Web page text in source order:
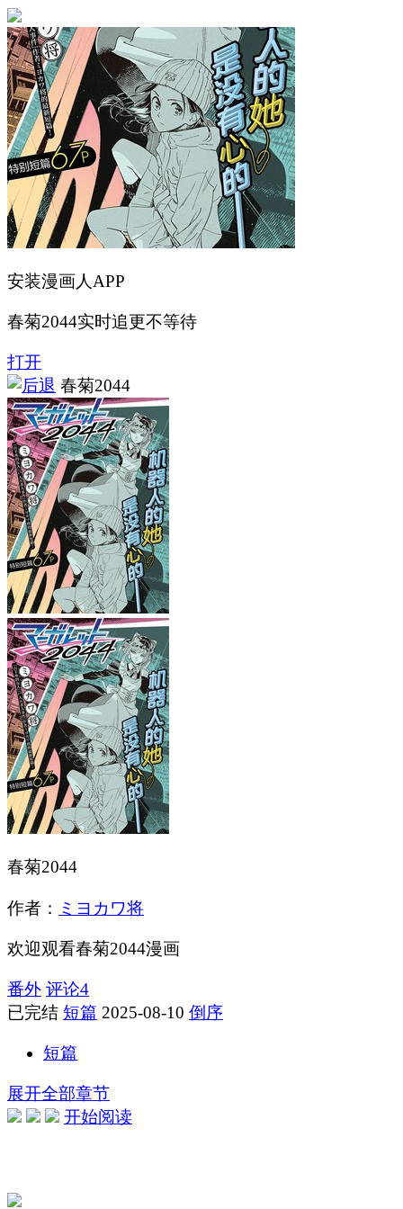
安装漫画人APP
春菊2044实时追更不等待
打开
春菊2044
春菊2044
作者： ミヨカワ将
欢迎观看春菊2044漫画
番外 评论4
已完结 短篇 2025-08-10 倒序
短篇
展开全部章节
开始阅读